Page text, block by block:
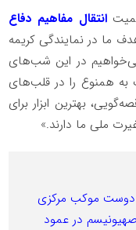
انتقال مفاهیم دفاع
ما در نمایندگی کریمه
در این شب‌های
همنوع را در قلب‌های
بهترین ابزار برای
ملی ما دارند.»
دوست موکب مرکزی
صهیونیسم در عمود